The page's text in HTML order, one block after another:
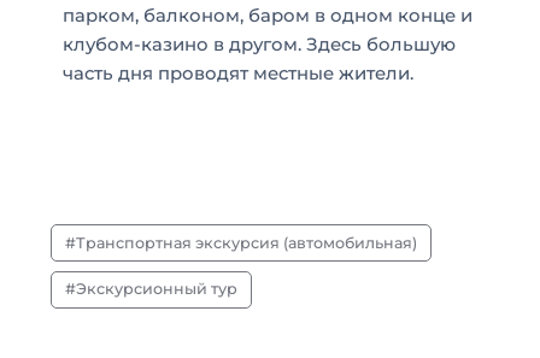
парком, балконом, баром в одном конце и
клубом-казино в другом. Здесь большую
часть дня проводят местные жители.
Транспортная экскурсия (автомобильная)
Экскурсионный тур